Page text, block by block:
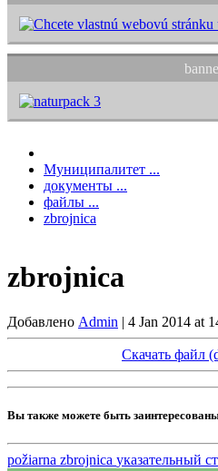
Муниципалитет ...
документы ...
файлы ...
zbrojnica
zbrojnica
Добавлено Admin | 4 Jan 2014 at
Скачать файл
Вы также можете быть
požiarna zbrojnica указательный